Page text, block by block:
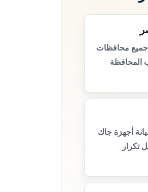
محافظات
المحافظة
أجهزة جاك
تكرار